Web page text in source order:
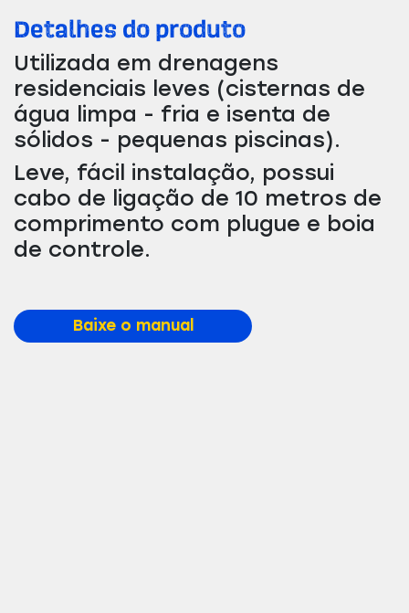
Detalhes do produto
Utilizada em drenagens
residenciais leves (cisternas de
água limpa - fria e isenta de
sólidos - pequenas piscinas).
Leve, fácil instalação, possui
cabo de ligação de 10 metros de
comprimento com plugue e boia
de controle.
Baixe o manual